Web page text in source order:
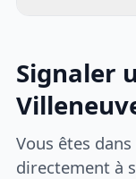
Signaler
Vous êtes
directement à